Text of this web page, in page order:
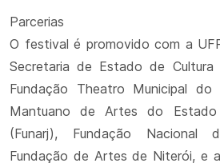
Parcerias
O festival é promovido com a
Secretaria de Estado de Cultura
Fundação Theatro Municipal do
Mantuano de Artes do
(Funarj), Fundação Nacional
Fundação de Artes de Niterói, e